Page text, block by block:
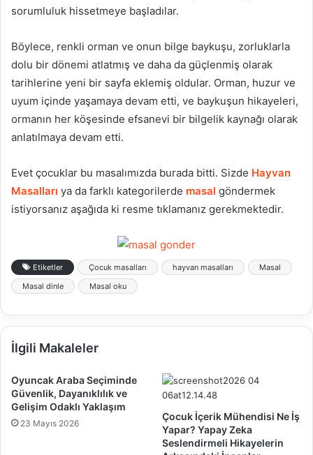
sorumluluk hissetmeye başladılar.
Böylece, renkli orman ve onun bilge baykuşu, zorluklarla
dolu bir dönemi atlatmış ve daha da güçlenmiş olarak
tarihlerine yeni bir sayfa eklemiş oldular. Orman, huzur ve
uyum içinde yaşamaya devam etti, ve baykuşun hikayeleri,
ormanın her köşesinde efsanevi bir bilgelik kaynağı olarak
anlatılmaya devam etti.
Evet çocuklar bu masalımızda burada bitti. Sizde Hayvan
Masalları ya da farklı kategorilerde masal göndermek
istiyorsanız aşağıda ki resme tıklamanız gerekmektedir.
Etiketler Çocuk masalları hayvan masalları
Masal
Masal dinle
Masal oku
İlgili Makaleler
Oyuncak Araba Seçiminde
Güvenlik, Dayanıklılık ve
Gelişim Odaklı Yaklaşım
23 Mayıs 2026
Çocuk İçerik Mühendisi Ne İş
Yapar? Yapay Zeka
Seslendirmeli Hikayelerin